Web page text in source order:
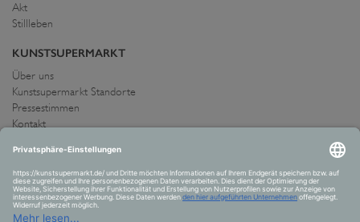
Akt
Stillleben
KUNSTSUPERMARKT
Über uns
Kunstsupermarkt Standorte
Pressestimmen
Kontakt
IMPRESSUM UND AGB
Allgemeine Geschäftsbedingungen
Widerrufsrecht
Datenschutzerklärung